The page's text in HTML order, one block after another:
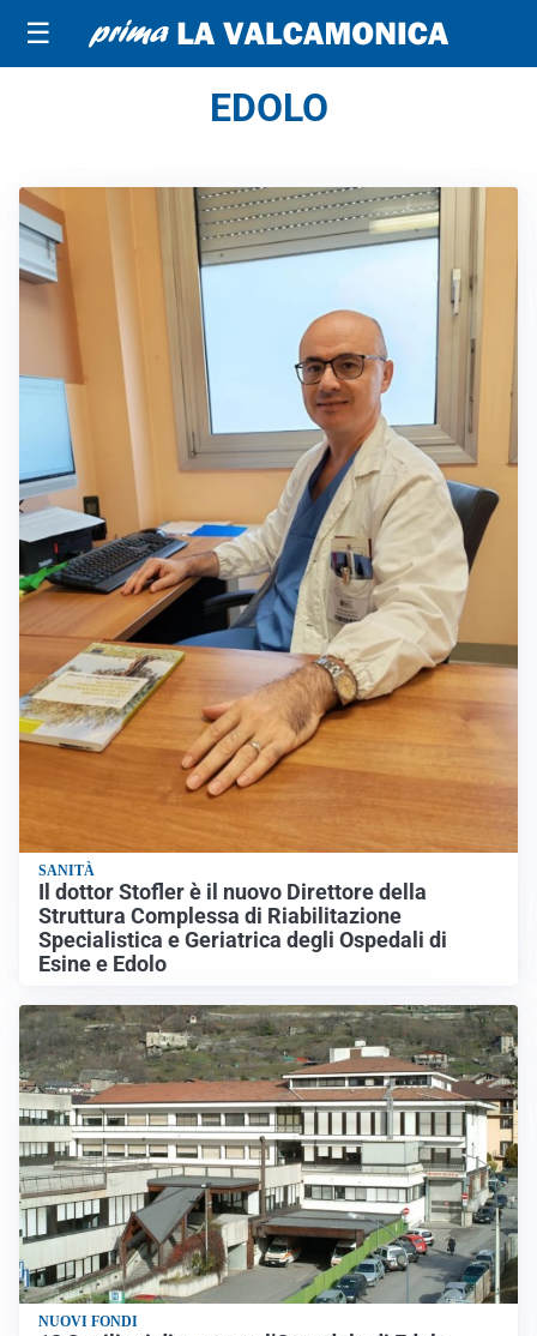
☰
EDOLO
SANITÀ
Il dottor Stofler è il nuovo Direttore della
Struttura Complessa di Riabilitazione
Specialistica e Geriatrica degli Ospedali di
Esine e Edolo
NUOVI FONDI